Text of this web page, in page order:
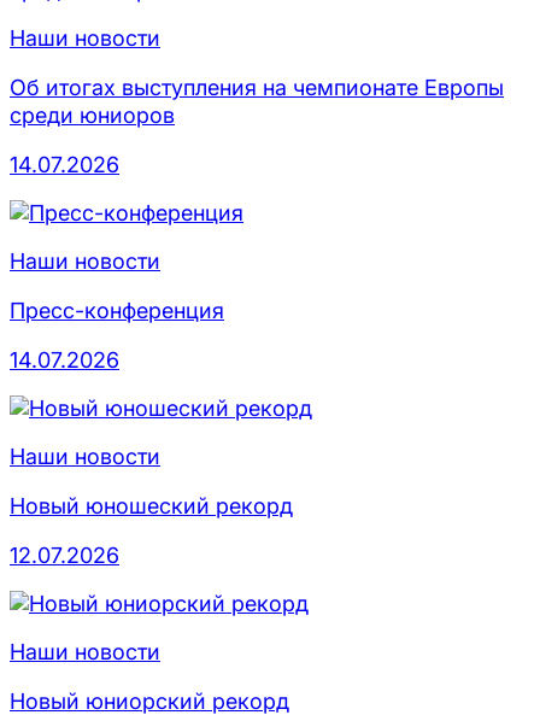
Наши новости
Об итогах выступления на чемпионате Европы
среди юниоров
14.07.2026
Наши новости
Пресс-конференция
14.07.2026
Наши новости
Новый юношеский рекорд
12.07.2026
Наши новости
Новый юниорский рекорд